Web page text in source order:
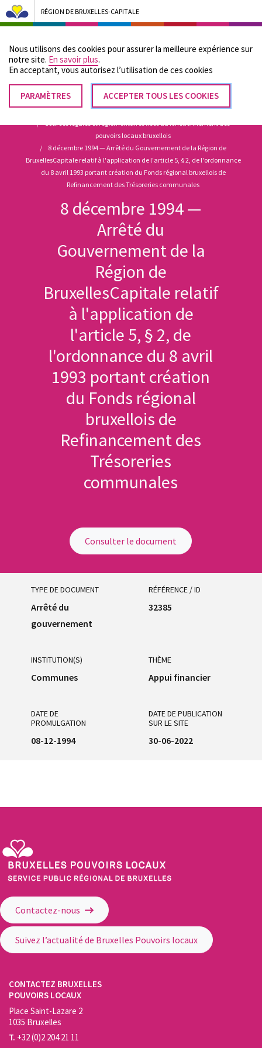
Nous utilisons des cookies pour assurer la meilleure expérience sur
notre site. En savoir plus.
En acceptant, vous autorisez lʼutilisation de ces cookies
PARAMÈTRES ACCEPTER TOUS LES COOKIES
RETIRER
LE
RÉGION DE BRUXELLES-CAPITALE
Bruxelles Pouvoirs Locaux - Aller à la page d'accueil
Menu
Fil
d'Ariane
Accueil
pouvoirs locaux bruxellois
8 décembre 1994 — Arrêté du Gouvernement de la Région de
BruxellesCapitale relatif à l'application de l'article 5, § 2, de l'ordonnance
du 8 avril 1993 portant création du Fonds régional bruxellois de
Refinancement des Trésoreries communales
8 décembre 1994 —
Arrêté du
Gouvernement de la
Région de
BruxellesCapitale relatif
à l'application de
l'article 5, § 2, de
l'ordonnance du 8 avril
1993 portant création
du Fonds régional
bruxellois de
Refinancement des
Trésoreries
communales
Consulter le document
TYPE DE DOCUMENT
Arrêté du
gouvernement
RÉFÉRENCE / ID
32385
INSTITUTION(S)
Communes
THÈME
Appui financier
DATE DE
PROMULGATION
08-12-1994
DATE DE PUBLICATION
SUR LE SITE
30-06-2022
Contactez-nous
Suivez l’actualité de Bruxelles Pouvoirs locaux
CONTACTEZ BRUXELLES
POUVOIRS LOCAUX
Place Saint-Lazare 2
1035 Bruxelles
T. +32 (0)2 204 21 11